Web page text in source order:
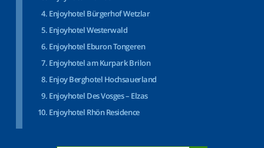
Enjoyhotel Bürgerhof Wetzlar
Enjoyhotel Westerwald
Enjoyhotel Eburon Tongeren
Enjoyhotel am Kurpark Brilon
Enjoy Berghotel Hochsauerland
Enjoyhotel Des Vosges – Elzas
Enjoyhotel Rhön Residence